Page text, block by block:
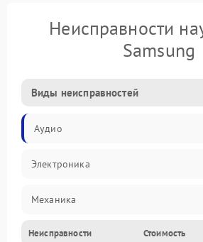
Неисправности
Samsung
Виды неисправностей
Аудио
Электроника
Механика
Электропитание
Неисправности Стоимость